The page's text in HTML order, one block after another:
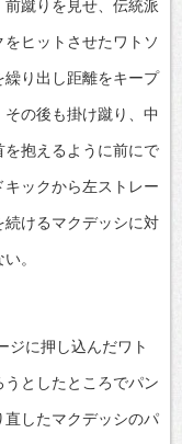
蹴りを見せ、伝統派
ヒットさせたワトソ
繰り出し距離をキープ
の後も掛け蹴り、中
抱えるように前にで
ックから左ストレー
続けるマクデッシに対
。
ジに押し込んだワト
としたところでパン
したマクデッシのパ